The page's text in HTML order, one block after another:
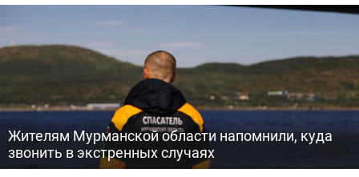
Жителям Мурманской области напомнили, куда
звонить в экстренных случаях